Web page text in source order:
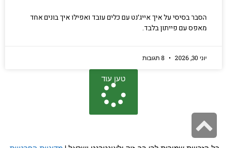
הסבר בסיסי על איך אייג׳נט עם כלים עובד ואפילו איך בונים אחד
מאפס עם פייתון בלבד.
יוני 30, 2026
טען עוד
גלילה
לראש